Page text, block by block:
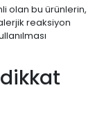
olan bu ürünlerin,
reaksiyon